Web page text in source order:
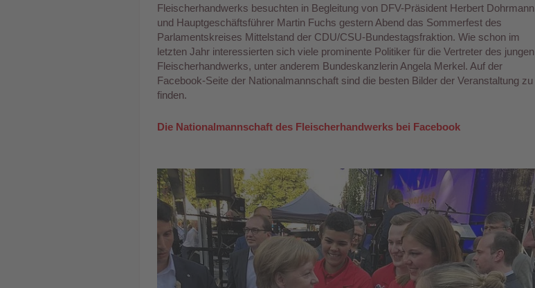
Fleischerhandwerks besuchten in Begleitung von DFV-Präsident Herbert Dohrmann
und Hauptgeschäftsführer Martin Fuchs gestern Abend das Sommerfest des
Parlamentskreises Mittelstand der CDU/CSU-Bundestagsfraktion. Wie schon im
letzten Jahr interessierten sich viele prominente Politiker für die Vertreter des jungen
Fleischerhandwerks, unter anderem Bundeskanzlerin Angela Merkel. Auf der
Facebook-Seite der Nationalmannschaft sind die besten Bilder der Veranstaltung zu
finden.
Die Nationalmannschaft des Fleischerhandwerks bei Facebook